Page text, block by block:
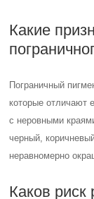
Какие
Пограничный
которые отличают
с неровными
черный,
неравномерно
Каков